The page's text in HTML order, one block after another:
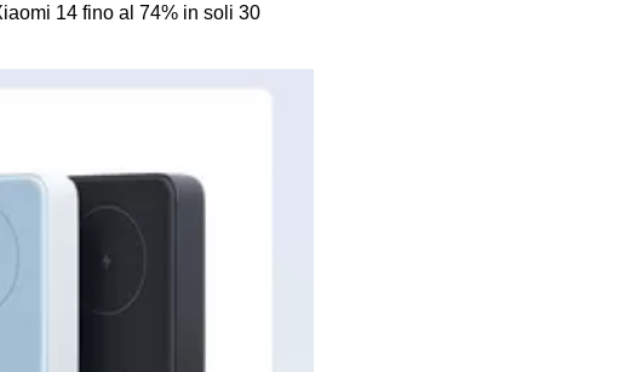
14 fino al 74% in soli 30